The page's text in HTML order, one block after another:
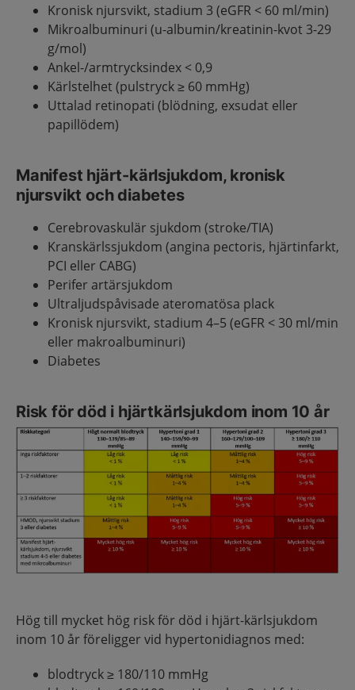
Kronisk njursvikt, stadium 3 (eGFR < 60 ml/min)
Mikroalbuminuri (u-albumin/kreatinin-kvot 3-29
g/mol)
Ankel-/armtrycksindex < 0,9
Kärlstelhet (pulstryck ≥ 60 mmHg)
Uttalad retinopati (blödning, exsudat eller
papillödem)
Manifest hjärt-kärlsjukdom, kronisk
njursvikt och diabetes
Cerebrovaskulär sjukdom (stroke/TIA)
Kranskärlssjukdom (angina pectoris, hjärtinfarkt,
PCI eller CABG)
Perifer artärsjukdom
Ultraljudspåvisade ateromatösa plack
Kronisk njursvikt, stadium 4–5 (eGFR < 30 ml/min
eller makroalbuminuri)
Diabetes
Risk för död i hjärtkärlsjukdom inom 10 år
Hög till mycket hög risk för död i hjärt-kärlsjukdom
inom 10 år föreligger vid hypertonidiagnos med:
blodtryck ≥ 180/110 mmHg